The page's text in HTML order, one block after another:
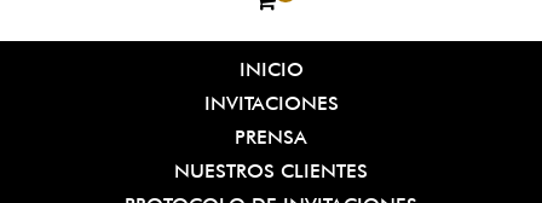
INICIO
INVITACIONES
PRENSA
NUESTROS CLIENTES